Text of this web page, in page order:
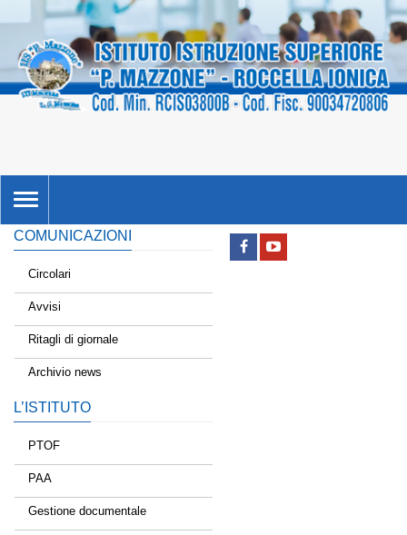
TOGGLE
NAVIGATION
COMUNICAZIONI
Circolari
Avvisi
Ritagli di giornale
Archivio news
L’ISTITUTO
PTOF
PAA
Gestione documentale